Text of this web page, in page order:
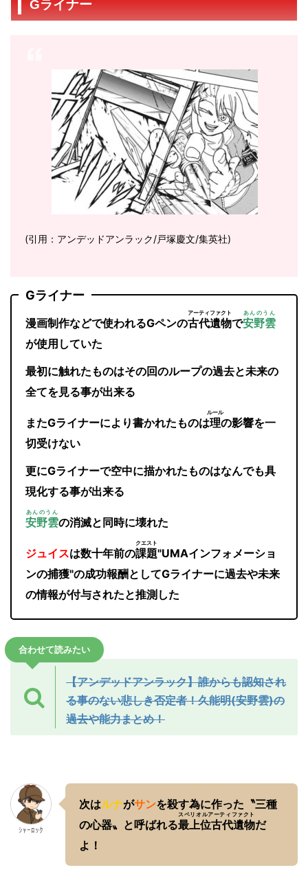
Gライナー
(引用：アンデッドアンラック/戸塚慶文/集英社)
Gライナー
漫画制作などで使われるGペンの古代遺物
アーティファクト
で安野雲
あんのうん
が使用していた
最初に触れたものはその回のループの過去と未来の
全てを見る事が出来る
またGライナーにより書かれたものは理
ルール
の影響を一
切受けない
更にGライナーで空中に描かれたものはなんでも具
現化する事が出来る
安野雲
あんのうん
の消滅と同時に壊れた
ジュイスは数十年前の課題
クエスト
"UMAインフォメーショ
ンの捕獲"の成功報酬としてGライナーに過去や未来
の情報が付与されたと推測した
合わせて読みたい
【アンデッドアンラック】誰からも認知され
る事のない悲しき否定者！久能明(安野雲)の
過去や能力まとめ！
ｼｬｰﾛｯｸ
次はルナがサンを殺す為に作った〝三種
の心器〟と呼ばれる最上位古代遺物
スペリオルアーティファクト
だ
よ！